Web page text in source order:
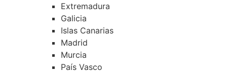
Extremadura
Galicia
Islas Canarias
Madrid
Murcia
País Vasco